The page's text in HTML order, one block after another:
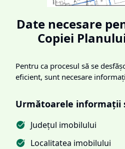
Date necesare
Copiei
Pentru ca procesul să se
eficient, sunt necesare
Următoarele informații
Județul imobilului
Localitatea imobilului